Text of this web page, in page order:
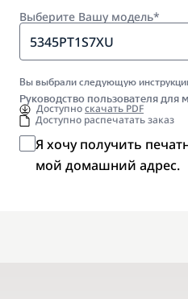
Выберите Вашу модель*
5345PT1S7XU
Вы выбрали следующую
Руководство пользователя для
Доступноскачать PDF
Доступно распечатать заказ
Я хочу получить
мой домашний адрес.